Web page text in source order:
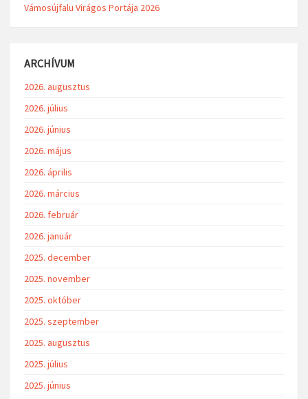
Vámosújfalu Virágos Portája 2026
ARCHÍVUM
2026. augusztus
2026. július
2026. június
2026. május
2026. április
2026. március
2026. február
2026. január
2025. december
2025. november
2025. október
2025. szeptember
2025. augusztus
2025. július
2025. június